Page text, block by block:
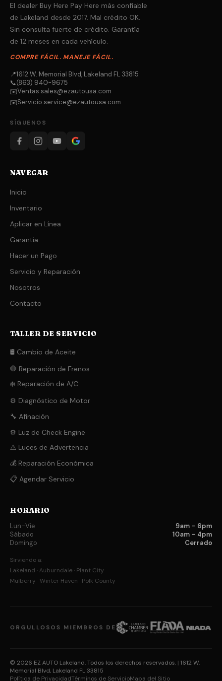
El dealer Buy Here Pay Here más confiable
de Lakeland desde 2017. Mal crédito OK.
Sin consulta fuerte de crédito. Garantía
de 12 meses en cada vehículo.
COMPRE FÁCIL. MANEJE FÁCIL.
📍1612 W. Memorial Blvd, Lakeland FL 33815
📞(863) 940-9675
✉️Ventas:sales@ezautousa.com
✉️Servicio:service@ezautousa.com
SÍGUENOS
NAVEGAR
Inicio
Inventario
Aplicar en Línea
Garantía
Hacer un Pago
Servicio y Reparación
Nosotros
Contacto
TALLER DE SERVICIO
🛢️ Cambio de Aceite
🛑 Reparación de Frenos
❄️ Reparación de A/C
⚙️ Diagnóstico de Motor
🔧 Afinación
⚙️ Luz de Check Engine
⚠️ Luces de Advertencia
💰 Reparación Económica
📋 Agendar Servicio
HORARIO
Lun–Vie
9am – 6pm
Sábado
10am – 4pm
Domingo
Cerrado
Sirviendo a:
Lakeland · Auburndale · Plant City
Mulberry · Winter Haven · Polk County
ORGULLOSOS MIEMBROS DE
© 2026 EZ AUTO Lakeland. Todos los derechos reservados. | 1612 W.
Memorial Blvd, Lakeland FL 33815
Política de PrivacidadTérminos de ServicioMapa del Sitio